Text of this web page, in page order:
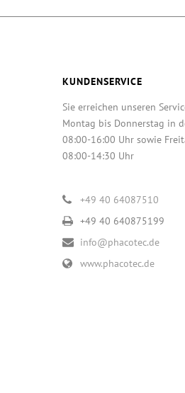
KUNDENSERVICE
Sie erreichen unseren
Montag bis Donnerstag in
08:00-16:00 Uhr sowie
08:00-14:30 Uhr
+49 40 64087510
+49 40 640875199
info@phacotec.de
www.phacotec.de